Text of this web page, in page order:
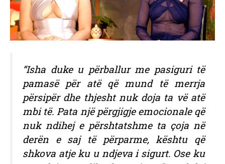
“Isha duke u përballur me pasiguri të
pamasë për atë që mund të merrja
përsipër dhe thjesht nuk doja ta vë atë
mbi të. Pata një përgjigje emocionale që
nuk ndihej e përshtatshme ta çoja në
derën e saj të përparme, kështu që
shkova atje ku u ndjeva i sigurt. Ose ku